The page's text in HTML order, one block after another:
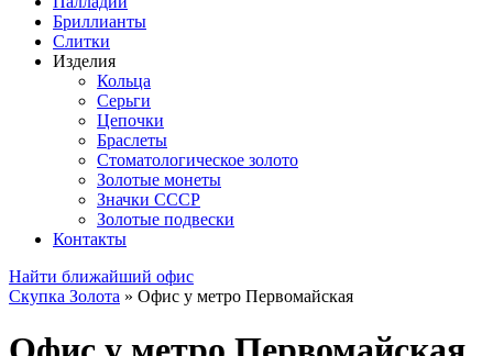
Бриллианты
Слитки
Изделия
Кольца
Серьги
Цепочки
Браслеты
Стоматологическое золото
Золотые монеты
Значки СССР
Золотые подвески
Контакты
Найти ближайший офис
Скупка Золота » Офис у метро Первомайская